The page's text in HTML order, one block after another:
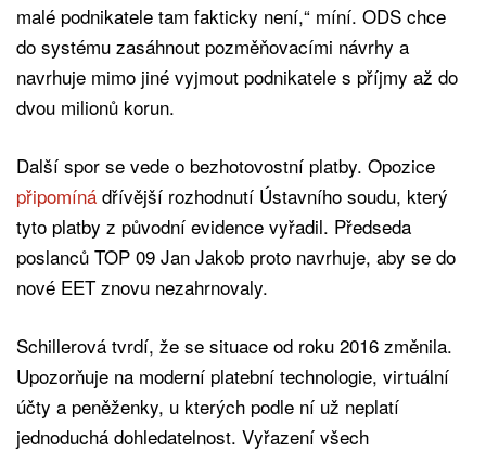
malé podnikatele tam fakticky není,“ míní. ODS chce
do systému zasáhnout pozměňovacími návrhy a
navrhuje mimo jiné vyjmout podnikatele s příjmy až do
dvou milionů korun.
Další spor se vede o bezhotovostní platby. Opozice
připomíná dřívější rozhodnutí Ústavního soudu, který
tyto platby z původní evidence vyřadil. Předseda
poslanců TOP 09 Jan Jakob proto navrhuje, aby se do
nové EET znovu nezahrnovaly.
Schillerová tvrdí, že se situace od roku 2016 změnila.
Upozorňuje na moderní platební technologie, virtuální
účty a peněženky, u kterých podle ní už neplatí
jednoduchá dohledatelnost. Vyřazení všech